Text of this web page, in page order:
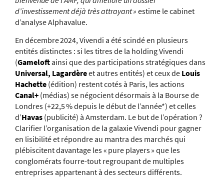
d’investissement déjà très attrayant » estime le cabinet
d’analyse Alphavalue.
En décembre 2024, Vivendi a été scindé en plusieurs
entités distinctes : si les titres de la holding Vivendi
(Gameloftainsi que des participations stratégiques dans
Universal, Lagardèreet autres entités) et ceux de Louis
Hachette (édition) restent cotés à Paris, les actions
Canal+ (médias) se négocient désormais à la Bourse de
Londres (+22,5 % depuis le début de l’année*) et celles
d’Havas (publicité) à Amsterdam. Le but de l’opération ?
Clarifier l’organisation de la galaxie Vivendi pour gagner
en lisibilité et répondre au mantra des marchés qui
plébiscitent davantage les « pure players » que les
conglomérats fourre-tout regroupant de multiples
entreprises appartenant à des secteurs différents.